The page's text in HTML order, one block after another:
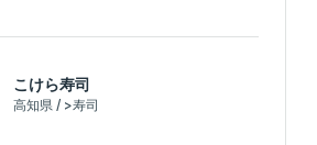
こけら寿司
高知県 / >寿司